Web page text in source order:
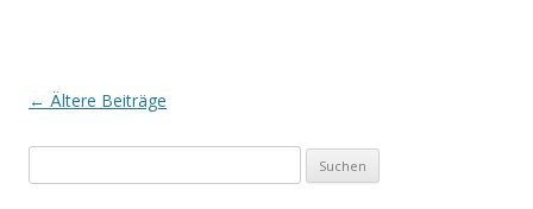
Beitrags-
← Ältere Beiträge
nach: